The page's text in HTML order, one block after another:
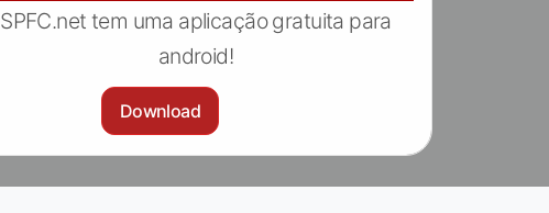
SPFC.net tem uma aplicação gratuita para
android!
Download